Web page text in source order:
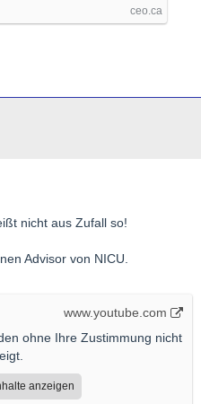
ceo.ca
nicht aus Zufall so!
Advisor von NICU.
www.youtube.com
ohne Ihre Zustimmung nicht
anzeigen